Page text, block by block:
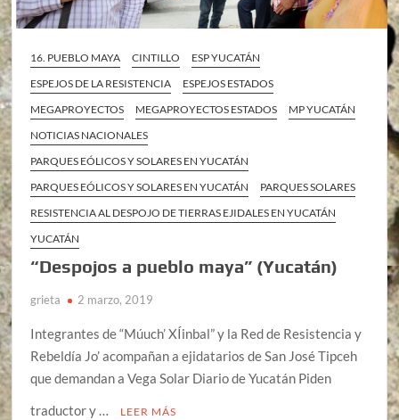
16. PUEBLO MAYA CINTILLO
ESP YUCATÁN
ESPEJOS DE LA RESISTENCIA
ESPEJOS ESTADOS
MEGAPROYECTOS
MEGAPROYECTOS ESTADOS
MP YUCATÁN
NOTICIAS NACIONALES
PARQUES EÓLICOS Y SOLARES EN YUCATÁN
PARQUES EÓLICOS Y SOLARES EN YUCATÁN
PARQUES SOLARES
RESISTENCIA AL DESPOJO DE TIERRAS EJIDALES EN YUCATÁN
YUCATÁN
“Despojos a pueblo maya” (Yucatán)
grieta 2 marzo, 2019
Integrantes de “Múuch’ XÍinbal” y la Red de Resistencia y
Rebeldía Jo’ acompañan a ejidatarios de San José Tipceh
que demandan a Vega Solar Diario de Yucatán Piden
traductor y …
LEER MÁS